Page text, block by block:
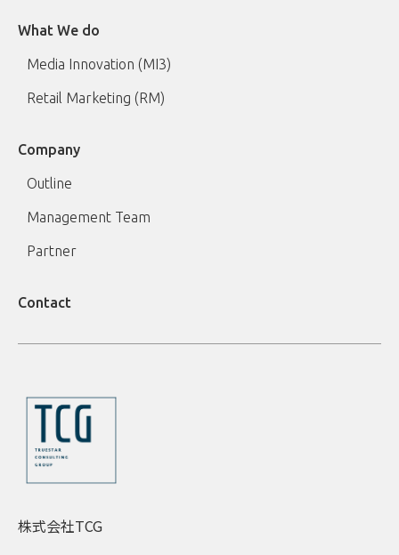
What We do
Media Innovation (MI3)
Retail Marketing (RM)
Company
Outline
Management Team
Partner
Contact
株式会社TCG